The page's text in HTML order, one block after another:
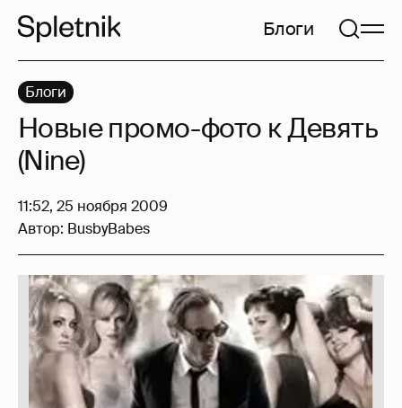
Блоги
Блоги
Новые промо-фото к Девять
(Nine)
11:52, 25 ноября 2009
Автор: BusbyBabes